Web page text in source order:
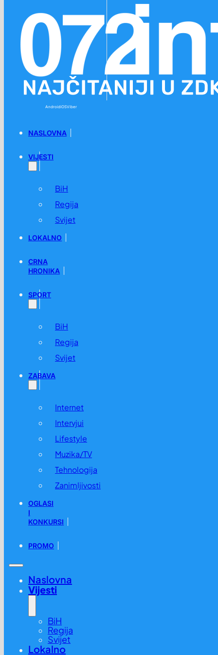
AndroidiOSViber
NASLOVNA
VIJESTI
BiH
Regija
Svijet
LOKALNO
CRNA
HRONIKA
SPORT
BiH
Regija
Svijet
ZABAVA
Internet
Intervjui
Lifestyle
Muzika/TV
Tehnologija
Zanimljivosti
OGLASI
I
KONKURSI
PROMO
Naslovna
Vijesti
BiH
Regija
Svijet
Lokalno